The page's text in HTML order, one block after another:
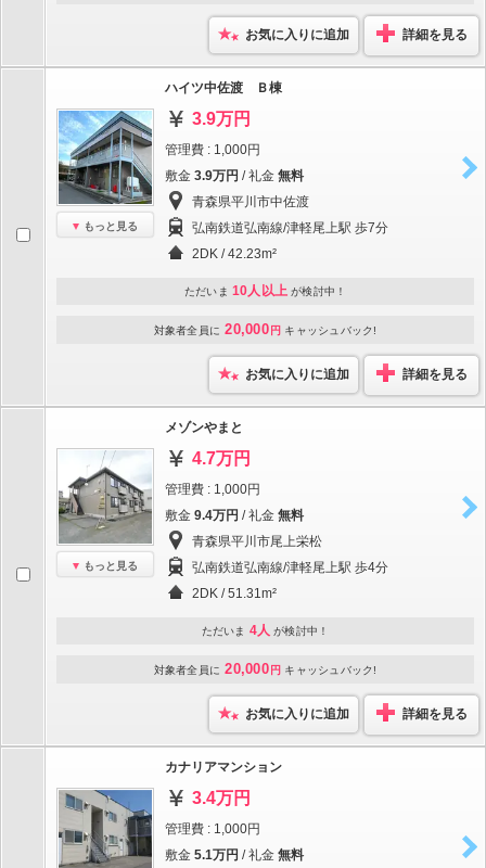
お気に入りに追加 詳細を見る
もっと見る
ハイツ中佐渡 Ｂ棟
3.9万円
管理費 : 1,000円
敷金 3.9万円 / 礼金 無料
青森県平川市中佐渡
弘南鉄道弘南線/津軽尾上駅 歩7分
2DK / 42.23m²
ただいま 10人以上 が検討中！
対象者全員に 20,000 円 キャッシュバック!
お気に入りに追加 詳細を見る
もっと見る
メゾンやまと
4.7万円
管理費 : 1,000円
敷金 9.4万円 / 礼金 無料
青森県平川市尾上栄松
弘南鉄道弘南線/津軽尾上駅 歩4分
2DK / 51.31m²
ただいま 4人 が検討中！
対象者全員に 20,000 円 キャッシュバック!
お気に入りに追加 詳細を見る
カナリアマンション
3.4万円
管理費 : 1,000円
敷金 5.1万円 / 礼金 無料